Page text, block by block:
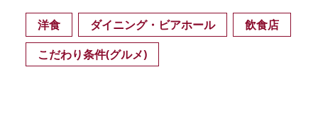
洋食 ダイニング・ビアホール
飲食店
こだわり条件(グルメ)